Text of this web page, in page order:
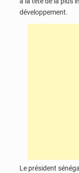
développement.
Le président